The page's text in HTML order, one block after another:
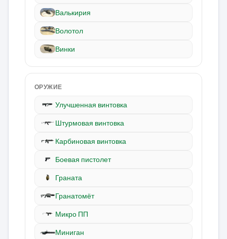
Валькирия
Волотол
Винки
ОРУЖИЕ
Улучшенная винтовка
Штурмовая винтовка
Карбиновая винтовка
Боевая пистолет
Граната
Гранатомёт
Микро ПП
Миниган